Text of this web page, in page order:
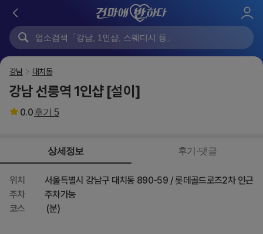
로
강남 대치동
강남 선릉역 1인샵 [설이]
0.0후기 5
상세정보 후기·댓글
위치
서울특별시 강남구 대치동 890-59 / 롯데골드로즈2차 인근
주차
주차가능
코스
(분)